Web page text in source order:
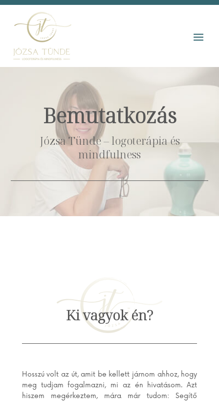
Bemutatkozás
Józsa Tünde – logoterápia és
mindfulness
Ki vagyok én?
Hosszú volt az út, amit be kellett járnom ahhoz, hogy
meg tudjam fogalmazni, mi az én hivatásom. Azt
hiszem megérkeztem, mára már tudom: Segítő